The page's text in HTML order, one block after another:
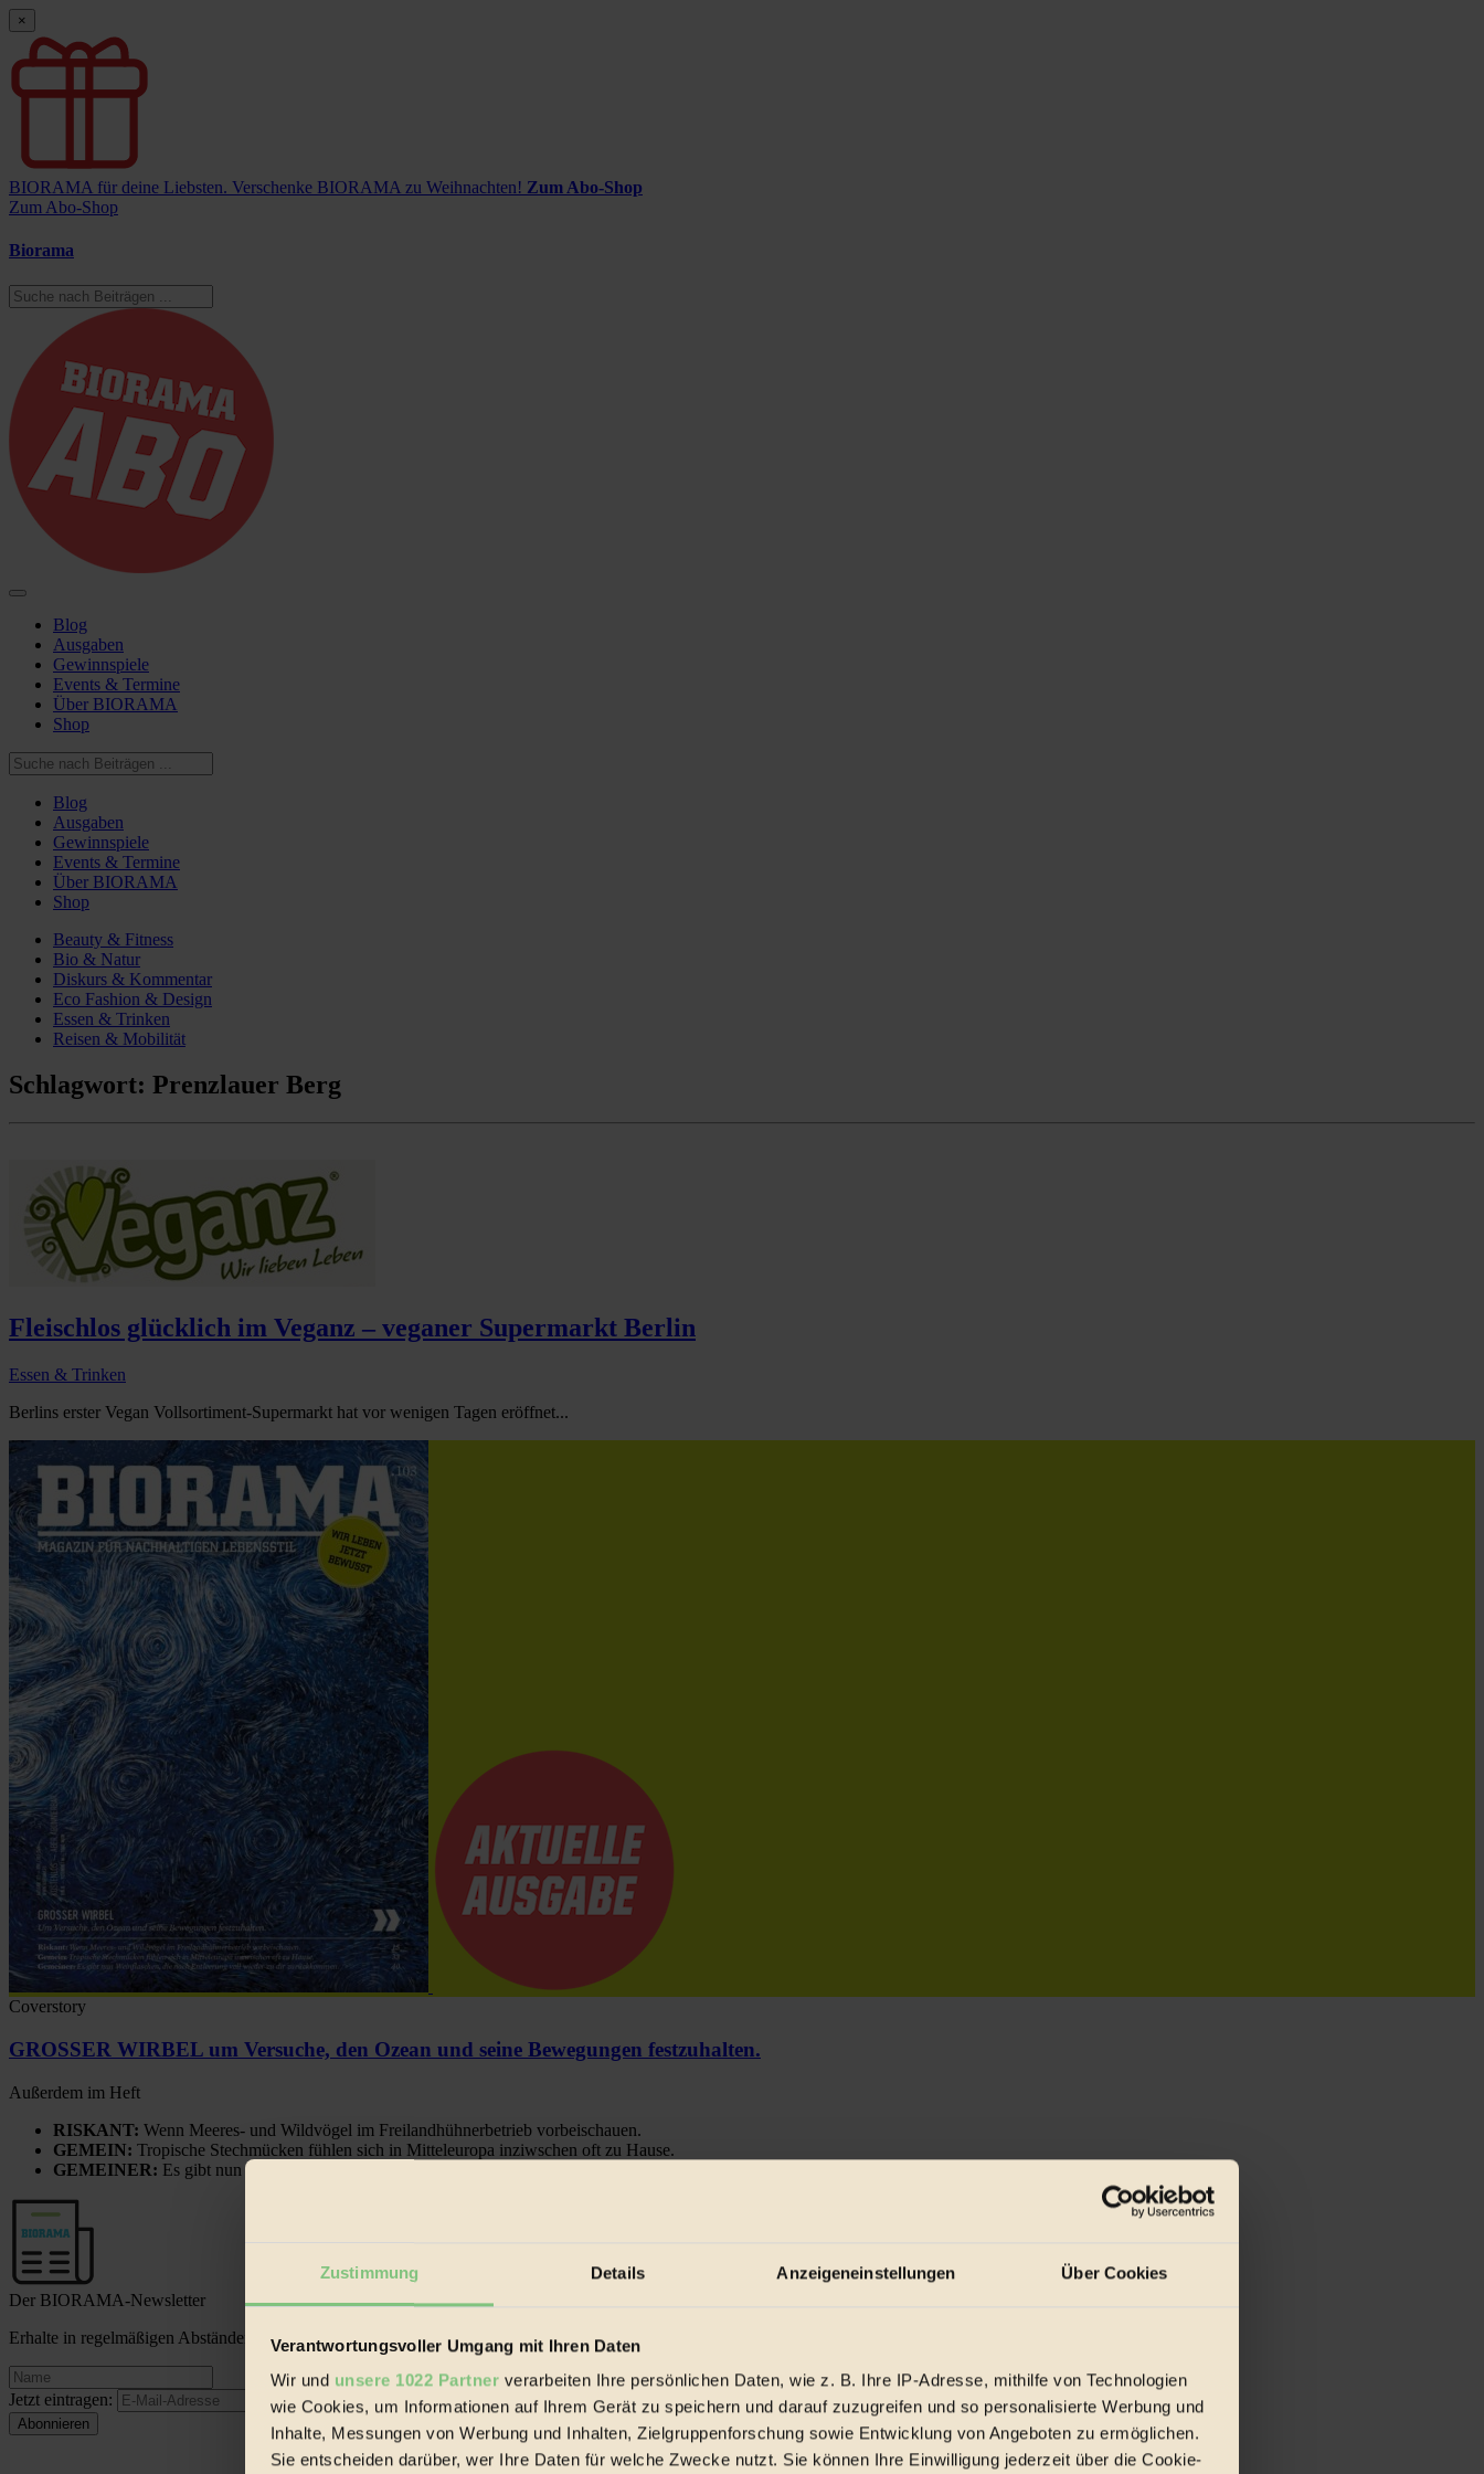
Zustimmung Details Anzeigeneinstellungen Über Cookies
Verantwortungsvoller Umgang mit Ihren Daten
Wir und unsere 1022 Partner verarbeiten Ihre persönlichen Daten, wie z. B. Ihre IP-Adresse, mithilfe von Technologien
wie Cookies, um Informationen auf Ihrem Gerät zu speichern und darauf zuzugreifen und so personalisierte Werbung und
Inhalte, Messungen von Werbung und Inhalten, Zielgruppenforschung sowie Entwicklung von Angeboten zu ermöglichen.
Sie entscheiden darüber, wer Ihre Daten für welche Zwecke nutzt. Sie können Ihre Einwilligung jederzeit über die Cookie-
×
BIORAMA für deine Liebsten. Verschenke BIORAMA zu Weihnachten! Zum Abo-Shop
Zum Abo-Shop
Biorama
Blog
Ausgaben
Gewinnspiele
Events & Termine
Über BIORAMA
Shop
Blog
Ausgaben
Gewinnspiele
Events & Termine
Über BIORAMA
Shop
Beauty & Fitness
Bio & Natur
Diskurs & Kommentar
Eco Fashion & Design
Essen & Trinken
Reisen & Mobilität
Schlagwort: Prenzlauer Berg
Fleischlos glücklich im Veganz – veganer Supermarkt Berlin
Essen & Trinken
Berlins erster Vegan Vollsortiment-Supermarkt hat vor wenigen Tagen eröffnet...
Coverstory
GROSSER WIRBEL um Versuche, den Ozean und seine Bewegungen festzuhalten.
Außerdem im Heft
RISKANT: Wenn Meeres- und Wildvögel im Freilandhühnerbetrieb vorbeischauen.
GEMEIN: Tropische Stechmücken fühlen sich in Mitteleuropa inziwschen oft zu Hause.
GEMEINER: Es gibt nun Weinflaschen, die nach Entleerung voll wieder zu dir zurückkommen.
Der BIORAMA-Newsletter
Erhalte in regelmäßigen Abständen die aktuellsten Artikel, Gewinnspiele & Ausgaben übersichtlich aufbereitet vom BIORAMA-Magazin per E-Mail.
Jetzt eintragen: